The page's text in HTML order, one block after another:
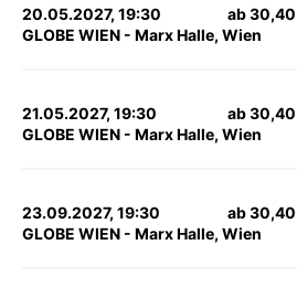
20.05.2027, 19:30
GLOBE WIEN - Marx Halle, Wien
ab
21.05.2027, 19:30
GLOBE WIEN - Marx Halle, Wien
ab
23.09.2027, 19:30
GLOBE WIEN - Marx Halle, Wien
ab